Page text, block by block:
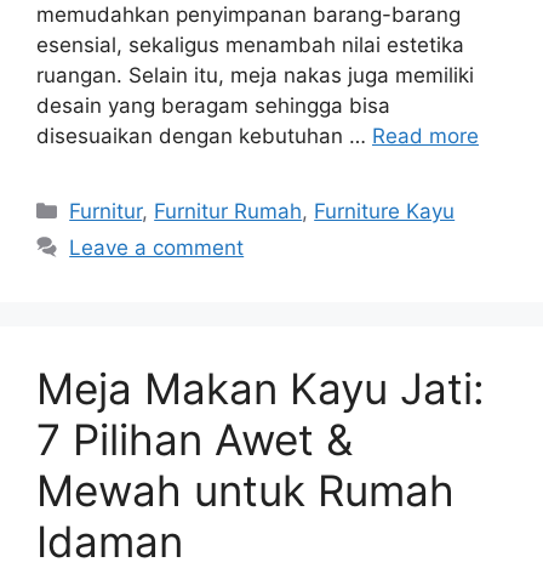
memudahkan penyimpanan barang-barang
esensial, sekaligus menambah nilai estetika
ruangan. Selain itu, meja nakas juga memiliki
desain yang beragam sehingga bisa
disesuaikan dengan kebutuhan … Read more
Categories
Furnitur, Furnitur Rumah, Furniture Kayu
Leave a comment
Meja Makan Kayu Jati:
7 Pilihan Awet &
Mewah untuk Rumah
Idaman